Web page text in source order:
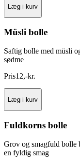
Læg i kurv
Müsli bolle
Saftig bolle med müsli
sødme
Pris12,-kr.
Læg i kurv
Fuldkorns bolle
Grov og smagfuld bolle
en fyldig smag